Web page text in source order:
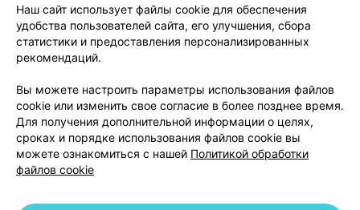
О проекте
Новости проекта
Размещение рекламы
Медицинский маркетинг
Публичный договор
Доставка
Способы оплаты
Вакансии
Партнеры
Написать руководителю 103.by
Написать в поддержку
Персональные настройки Cookie
Наш сайт использует файлы cookie для обеспечения
удобства пользователей сайта, его улучшения, сбора
статистики и предоставления персонализированных
рекомендаций.
Вы можете настроить параметры использования файлов
cookie или изменить свое согласие в более позднее время.
Для получения дополнительной информации о целях,
сроках и порядке использования файлов cookie вы
можете ознакомиться с нашей Политикой обработки
файлов cookie